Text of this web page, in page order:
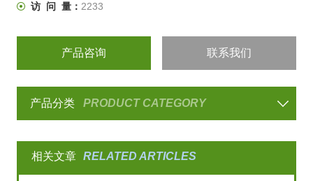
访 问 量： 2233
产品咨询 联系我们
产品分类 PRODUCT CATEGORY
相关文章 RELATED ARTICLES